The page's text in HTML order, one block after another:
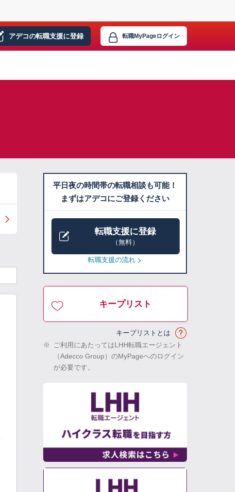
アデコの転職支援に登録 転職MyPageログイン
平日夜の時間帯の転職相談も可能！
まずはアデコにご登録ください
転職支援に登録
（無料）
転職支援の流れ
キープリスト
キープリストとは
※
ご利用にあたってはLHH転職エージェント
（Adecco Group）のMyPageへのログイン
が必要です。